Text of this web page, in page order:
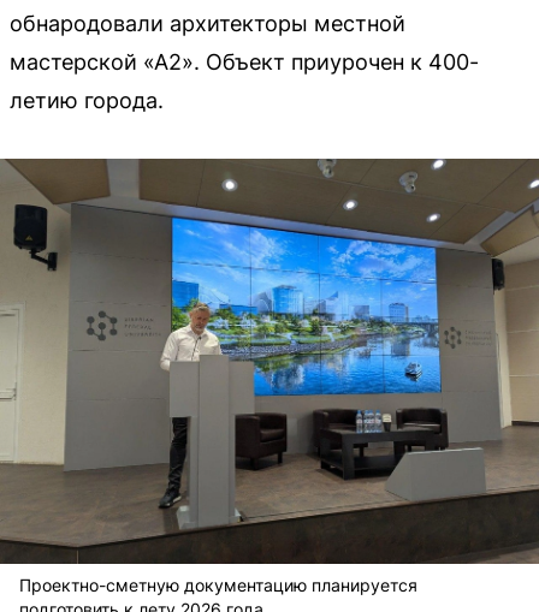
обнародовали архитекторы местной
мастерской «А2». Объект приурочен к 400-
летию города.
Проектно-сметную документацию планируется